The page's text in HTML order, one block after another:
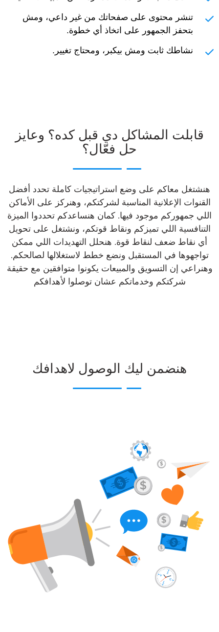
تنشر محتوى على صفحاتك من غير داعي، ومش
بتحفز الجمهور على اتخاذ أي خطوة.
نشاطك ثابت ومش بيكبر، ومحتاج تغيير.
قابلت المشاكل دي قبل كده؟ وعايز
حل فعّال؟
هنشتغل معاكم على وضع استراتيجيات كاملة تحدد أفضل
القنوات الإعلانية المناسبة لشركتكم، وهنركز على الأماكن
اللي جمهوركم موجود فيها. كمان هنساعدكم تحددوا الميزة
التنافسية اللي تميزكم ونقاط قوتكم، ونشتغل على تحويل
أي نقاط ضعف لنقاط قوة. هنحلل التهديدات اللي ممكن
تواجهوها في المستقبل ونضع خطط لاستغلالها لصالحكم.
وهنراعي إن التسويق والمبيعات يكونوا متوافقين مع حقيقة
شركتكم وخدماتكم عشان توصلوا لأهدافكم
هنضمن ليك الوصول لاهدافك